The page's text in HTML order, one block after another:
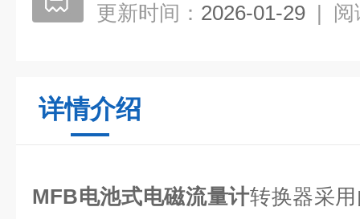
更新时间： 2026-01-29 | 阅
详情介绍
MFB电池式电磁流量计转换器采